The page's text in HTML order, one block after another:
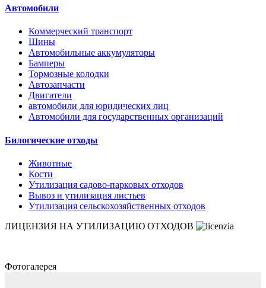
Автомобили
Коммерческий транспорт
Шины
Автомобильные аккумуляторы
Бамперы
Тормозные колодки
Автозапчасти
Двигатели
автомобили для юридических лиц
Автомобили для государственных организаций
Билогические отходы
Животные
Кости
Утилизация садово-парковых отходов
Вывоз и утилизация листьев
Утилизация сельскохозяйственных отходов
ЛИЦЕНЗИЯ НА УТИЛИЗАЦИЮ ОТХОДОВ
Фотогалерея